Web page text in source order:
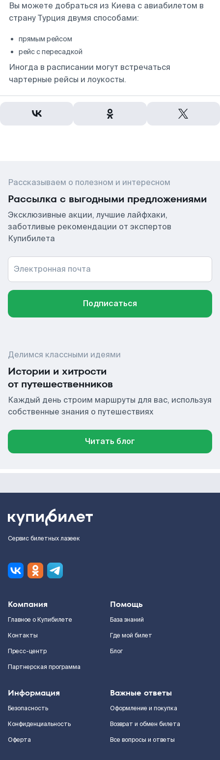
Вы можете добраться из Киева с авиабилетом в
страну Турция двумя способами:
прямым рейсом
рейс с пересадкой
Иногда в расписании могут встречаться
чартерные рейсы и лоукосты.
Рассказываем о полезном и интересном
Рассылка с выгодными предложениями
Эксклюзивные акции, лучшие лайфхаки,
заботливые рекомендации от экспертов
Купибилета
Электронная почта
Подписаться
Делимся классными идеями
Истории и хитрости
от путешественников
Каждый день строим маршруты для вас, используя
собственные знания о путешествиях
Читать блог
Сервис билетных лазеек
Компания
Главное о Купибилете
Контакты
Пресс-центр
Партнерская программа
Помощь
База знаний
Где мой билет
Блог
Информация
Безопасность
Конфиденциальность
Оферта
Важные ответы
Оформление и покупка
Возврат и обмен билета
Все вопросы и ответы